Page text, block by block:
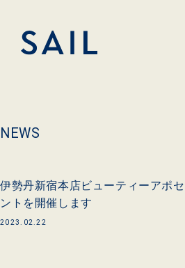
進む
NEWS
伊勢丹新宿本店ビューティーアポ
ントを開催します
2023.02.22